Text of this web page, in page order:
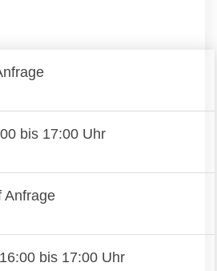
bis 17:00 Uhr
Anfrage
16:00 bis 17:00 Uhr